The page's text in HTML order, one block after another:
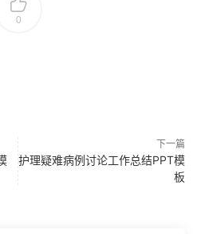
0
下一篇
护理疑难病例讨论工作总结PPT模
板